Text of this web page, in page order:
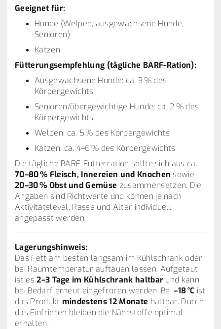
Geeignet für:
Hunde (Welpen, ausgewachsene Hunde,
Senioren)
Katzen
Fütterungsempfehlung (tägliche BARF-Ration):
Ausgewachsene Hunde: ca. 3 % des
Körpergewichts
Senioren/übergewichtige Hunde: ca. 2 % des
Körpergewichts
Welpen: ca. 5 % des Körpergewichts
Katzen: ca. 4–6 % des Körpergewichts
Die tägliche BARF-Futterration sollte sich aus ca.
70–80 % Fleisch, Innereien und Knochen sowie
20–30 % Obst und Gemüse zusammensetzen. Die
Angaben sind Richtwerte und können je nach
Aktivitätslevel, Rasse und Alter individuell
angepasst werden.
Lagerungshinweis:
Das Fett am besten langsam im Kühlschrank oder
bei Raumtemperatur auftauen lassen. Aufgetaut
ist es2–3 Tage im Kühlschrank haltbar und kann
bei Bedarf erneut eingefroren werden. Bei–18 °C ist
das Produkt mindestens 12 Monate haltbar. Durch
das Einfrieren bleiben die Nährstoffe optimal
erhalten.